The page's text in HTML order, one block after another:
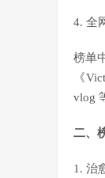
4. 全
榜单
《
vlog
二、
1. 治